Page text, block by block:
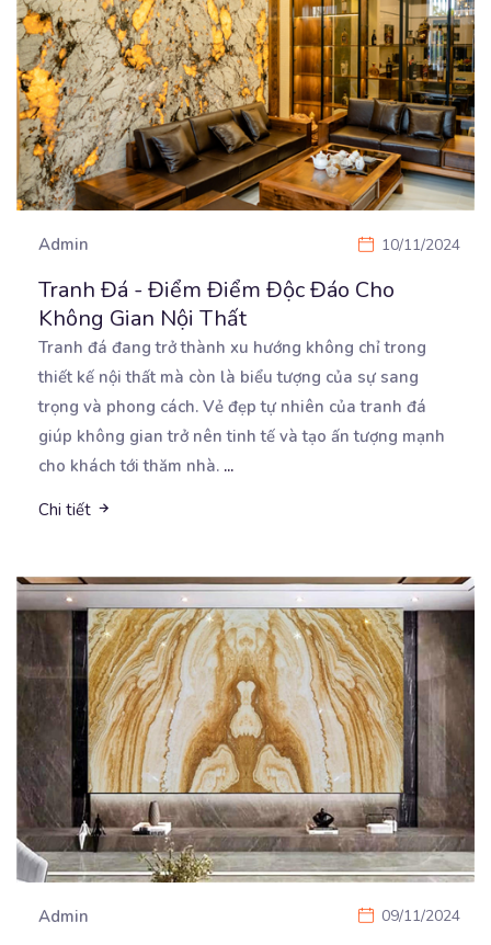
Admin 10/11/2024
Tranh Đá - Điểm Điểm Độc Đáo Cho
Không Gian Nội Thất
Tranh đá đang trở thành xu hướng không chỉ trong
thiết kế nội thất mà còn là biểu tượng của sự sang
trọng và phong cách. Vẻ đẹp tự nhiên của tranh đá
giúp không gian trở nên tinh tế và tạo ấn tượng mạnh
cho khách tới thăm nhà. ...
Chi tiết
Admin 09/11/2024